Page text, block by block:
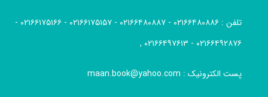
تلفن :
۰۲۱۶۶۴۸۰۸۸۶ - ۰۲۱۶۶۴۸۰۸۸۷ - ۰۲۱۶۶۱۷۵۱۵۷ - ۰۲۱۶۶۱۷۵۱۶۶ -
۰۲۱۶۶۴۹۲۸۷۶ - ۰۲۱۶۶۴۹۷۶۱۳ ,
پست الکترونیک : maan.book@yahoo.com